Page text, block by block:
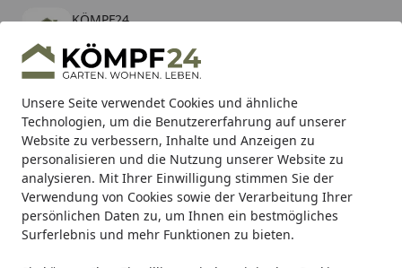
Unsere Seite verwendet Cookies und ähnliche
Technologien, um die Benutzererfahrung auf unserer
Website zu verbessern, Inhalte und Anzeigen zu
personalisieren und die Nutzung unserer Website zu
analysieren. Mit Ihrer Einwilligung stimmen Sie der
Verwendung von Cookies sowie der Verarbeitung Ihrer
persönlichen Daten zu, um Ihnen ein bestmögliches
Surferlebnis und mehr Funktionen zu bieten.
KÖMPF24
kostenlos - Im App Store
Hotline
Alle Produkte
Mein Konto
Suchen
Karibu Pools inkl. gratis Sandfilteranlage & Pool-
Starterset (Gesamtwert bis 468,99€)